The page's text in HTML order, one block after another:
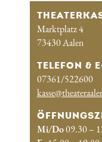
Marktplatz 4
73430 Aalen
TELEFON &
07361/522600
Mi/Do09.30 –